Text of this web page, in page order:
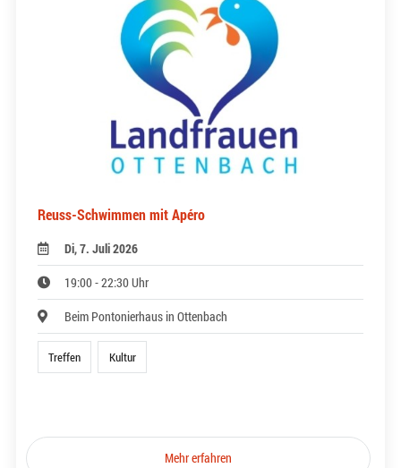
Reuss-Schwimmen mit Apéro
Di, 7. Juli 2026
19:00 - 22:30 Uhr
Beim Pontonierhaus in Ottenbach
Treffen Kultur
Mehr erfahren